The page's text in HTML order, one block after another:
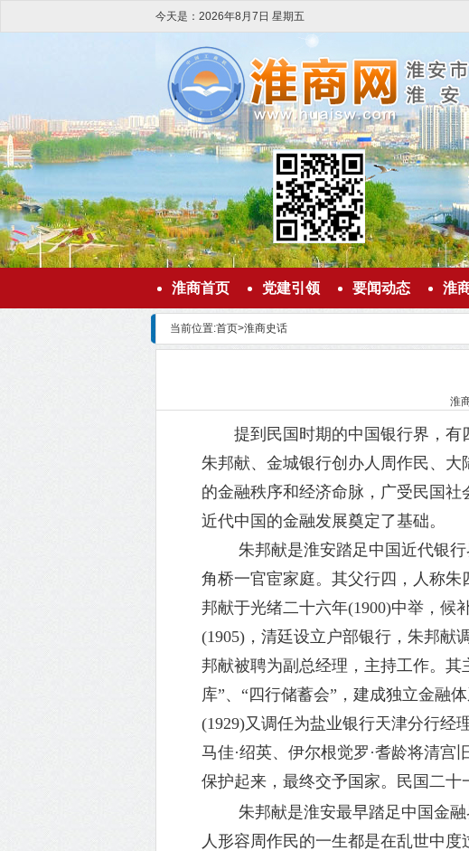
今天是： 2026年8 月 7 日 星期五
淮商首页 党建引领 要闻动态 淮
当前位置:首页>淮商史话
淮
提到民国时期的中国银行界，
朱邦献、金城银行创办人周作民、
的金融秩序和经济命脉，广受民国
近代中国的金融发展奠定了基础。
朱邦献是淮安踏足中国近代银
角桥一官宦家庭。其父行四，人称
邦献于光绪二十六年(1900)中举，候
(1905)，清廷设立户部银行，朱邦献
邦献被聘为副总经理，主持工作。
库”、“四行储蓄会”，建成独立金融
(1929)又调任为盐业银行天津分行经
马佳·绍英、伊尔根觉罗·耆龄将清
保护起来，最终交予国家。民国二十
朱邦献是淮安最早踏足中国金
人形容周作民的一生都是在乱世中